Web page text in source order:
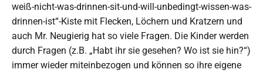
weiß-nicht-was-drinnen-sit-und-will-unbedingt-wissen-was-
drinnen-ist“-Kiste mit Flecken, Löchern und Kratzern und
auch Mr. Neugierig hat so viele Fragen. Die Kinder werden
durch Fragen (z.B. „Habt ihr sie gesehen? Wo ist sie hin?“)
immer wieder miteinbezogen und können so ihre eigene